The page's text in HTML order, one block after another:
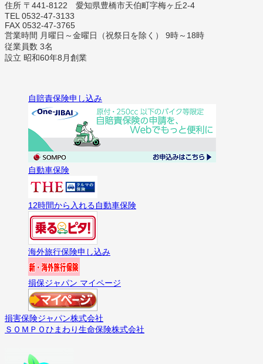
住所 〒441-8122 愛知県豊橋市天伯町字梅ヶ丘2-4
TEL 0532-47-3133
FAX 0532-47-3765
営業時間 月曜日～金曜日（祝祭日を除く） 9時～18時
従業員数 3名
設立 昭和60年8月創業
自賠責保険申し込み
自動車保険
12時間から入れる自動車保険
海外旅行保険申し込み
損保ジャパン マイページ
損害保険ジャパン株式会社
ＳＯＭＰＯひまわり生命保険株式会社